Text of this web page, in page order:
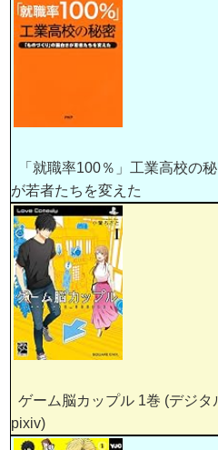
「就職率100％」工業高校の
が若者たちを変えた
ゲーム脳カップル 1巻 (デジ
pixiv)